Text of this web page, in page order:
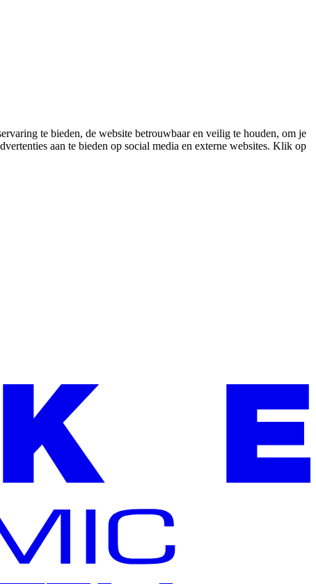
te bieden, de website betrouwbaar en veilig te houden, om je
aan te bieden op social media en externe websites. Klik op